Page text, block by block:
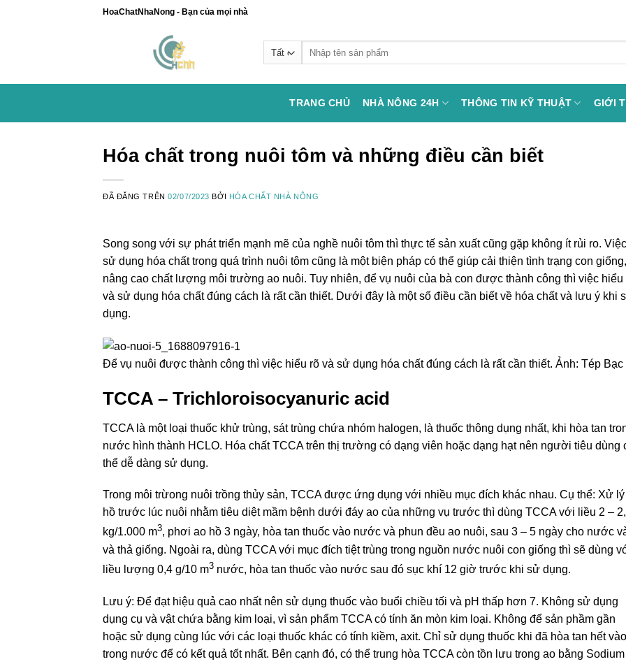
HoaChatNhaNong - Bạn của mọi nhà
TRANG CHỦ NHÀ NÔNG 24H THÔNG TIN KỸ THUẬT GIỚI
Hóa chất trong nuôi tôm và những điều cần biết
ĐÃ ĐĂNG TRÊN02/07/2023 BỞI HÓA CHẤT NHÀ NÔNG
Song song với sự phát triển mạnh mẽ của nghề nuôi tôm thì thực tế sản xuất cũng gặp không ít rủi ro. Việc
sử dụng hóa chất trong quá trình nuôi tôm cũng là một biện pháp có thể giúp cải thiện tình trạng con giống,
nâng cao chất lượng môi trường ao nuôi. Tuy nhiên, để vụ nuôi của bà con được thành công thì việc hiểu
và sử dụng hóa chất đúng cách là rất cần thiết. Dưới đây là một số điều cần biết về hóa chất và lưu ý khi
dụng.
Để vụ nuôi được thành công thì việc hiểu rõ và sử dụng hóa chất đúng cách là rất cần thiết. Ảnh: Tép Bạc
TCCA – Trichloroisocyanuric acid
TCCA là một loại thuốc khử trùng, sát trùng chứa nhóm halogen, là thuốc thông dụng nhất, khi hòa tan
nước hình thành HCLO. Hóa chất TCCA trên thị trường có dạng viên hoặc dạng hạt nên người tiêu dùng
thể dễ dàng sử dụng.
Trong môi trừong nuôi trồng thủy sản, TCCA được ứng dụng với nhiều mục đích khác nhau. Cụ thể: Xử
hồ trước lúc nuôi nhằm tiêu diệt mầm bệnh dưới đáy ao của những vụ trước thì dùng TCCA với liều 2 –
kg/1.000 m3, phơi ao hồ 3 ngày, hòa tan thuốc vào nước và phun đều ao nuôi, sau 3 – 5 ngày cho nước
và thả giống. Ngoài ra, dùng TCCA với mục đích tiệt trùng trong nguồn nước nuôi con giống thì sẽ dùng
liều lượng 0,4 g/10 m3 nước, hòa tan thuốc vào nước sau đó sục khí 12 giờ trước khi sử dụng.
Lưu ý: Để đạt hiệu quả cao nhất nên sử dụng thuốc vào buổi chiều tối và pH thấp hơn 7. Không sử dụng
dụng cụ và vật chứa bằng kim loại, vì sản phẩm TCCA có tính ăn mòn kim loại. Không để sản phầm gần
hoặc sử dụng cùng lúc với các loại thuốc khác có tính kiềm, axit. Chỉ sử dụng thuốc khi đã hòa tan hết vào
trong nước để có kết quả tốt nhất. Bên cạnh đó, có thể trung hòa TCCA còn tồn lưu trong ao bằng Sodium